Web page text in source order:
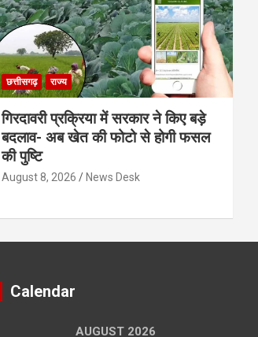
छत्तीसगढ़ राज्य
गिरदावरी प्रक्रिया में सरकार ने किए बड़े
बदलाव- अब खेत की फोटो से होगी फसल
की पुष्टि
August 8, 2026 News Desk
Calendar
AUGUST 2026